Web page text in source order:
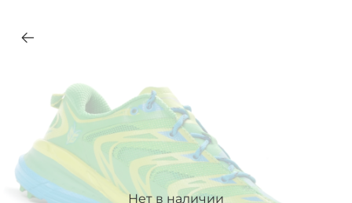
Нет в наличии